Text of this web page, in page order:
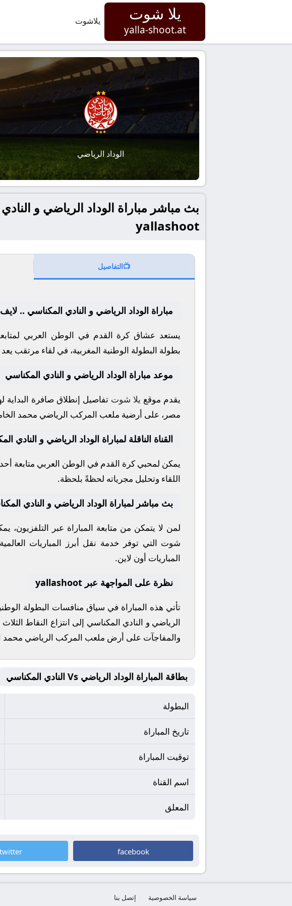
يلا شوت
yalla-shoot.at
يلاشوت
الوداد الرياضي
بث مباشر مباراة الوداد الرياضي و
yallashoot
📺التفاصيل
مباراة الوداد الرياضي و النادي المكناسي ..
يستعد عشاق كرة القدم في الوطن العربي
بطولة البطولة الوطنية المغربية، في لقاء مرتقب
موعد مباراة الوداد الرياضي و النادي المكناسي
يقدم موقع يلا شوت تفاصيل إنطلاق صافرة البداية
مصر، على أرضية ملعب المركب الرياضي محمد
القناة الناقلة لمباراة الوداد الرياضي و النادي
يمكن لمحبي كرة القدم في الوطن العربي متابعة
اللقاء وتحليل مجرياته لحظةً بلحظة.
بث مباشر لمباراة الوداد الرياضي و النادي
لمن لا يتمكن من متابعة المباراة عبر التلفزيون،
شوت التي توفر خدمة نقل أبرز المباريات
المباريات أون لاين.
نظرة على المواجهة عبر yallashoot
تأتي هذه المباراة في سياق منافسات البطولة
الرياضي و النادي المكناسي إلى انتزاع النقاط
والمفاجآت على أرض ملعب المركب الرياضي
بطاقة المباراة الوداد الرياضي Vs النادي المكناسي
البطولة
تاريخ المباراة
توقيت المباراة
اسم القناة
المعلق
facebook
twitter
سياسة الخصوصية إتصل بنا